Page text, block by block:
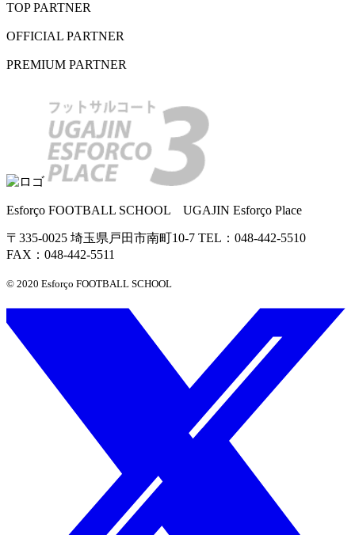
TOP PARTNER
OFFICIAL PARTNER
PREMIUM PARTNER
Esforço FOOTBALL SCHOOL UGAJIN Esforço Place
〒335-0025 埼玉県戸田市南町10-7 TEL：048-442-5510
FAX：048-442-5511
© 2020 Esforço FOOTBALL SCHOOL